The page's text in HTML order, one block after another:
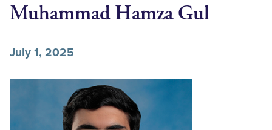
Muhammad Hamza Gul
July 1, 2025